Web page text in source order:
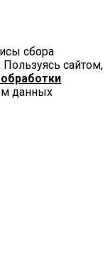
сбора
Пользуясь сайтом,
данных